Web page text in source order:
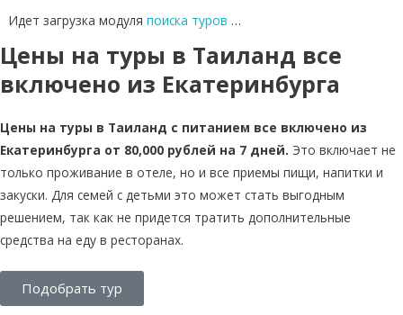
Идет загрузка модуля поиска туров …
Цены на туры в Таиланд все
включено из Екатеринбурга
Цены на туры в Таиланд с питанием все включено из
Екатеринбурга от 80,000 рублей на 7 дней. Это включает не
только проживание в отеле, но и все приемы пищи, напитки и
закуски. Для семей с детьми это может стать выгодным
решением, так как не придется тратить дополнительные
средства на еду в ресторанах.
Подобрать тур